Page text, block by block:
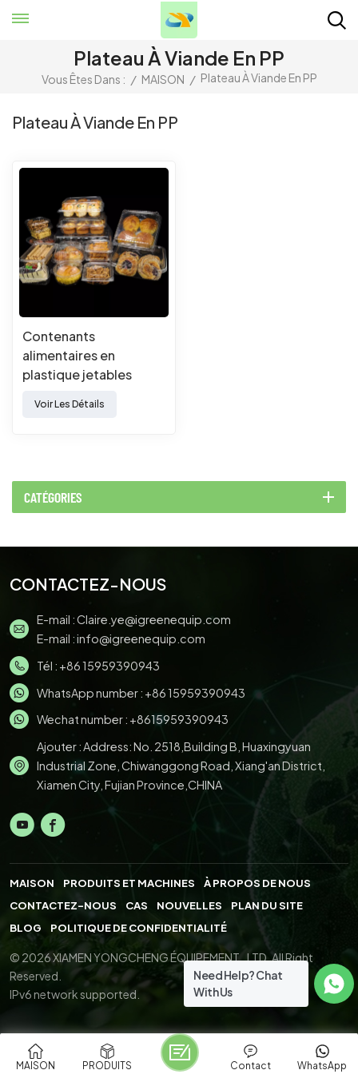
Plateau À Viande En PP
Vous Êtes Dans : / MAISON / Plateau À Viande En PP
Plateau À Viande En PP
Contenants
alimentaires en
plastique jetables
Voir Les Détails
CATÉGORIES
CONTACTEZ-NOUS
E-mail :Claire.ye@igreenequip.com
E-mail :info@igreenequip.com
Tél : +86 15959390943
WhatsApp number : +86 15959390943
Wechat number : +8615959390943
Ajouter : Address: No. 2518,Building B, Huaxingyuan
Industrial Zone, Chiwanggong Road, Xiang'an District,
Xiamen City, Fujian Province,CHINA
MAISON PRODUITS ET MACHINES
À PROPOS DE NOUS
CONTACTEZ-NOUS
CAS NOUVELLES
PLAN DU SITE
BLOG
POLITIQUE DE CONFIDENTIALITÉ
© 2026 XIAMEN YONGCHENG ÉQUIPEMENT., LTD. All Right
Reserved.
IPv6 network supported.
MAISON PRODUITS WhatsApp
Contact
Need Help? Chat
With Us